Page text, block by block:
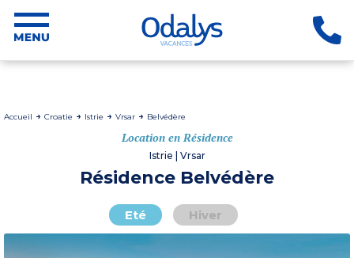
Accueil Croatie Istrie Vrsar Belvédère
Location en Résidence
Istrie | Vrsar
Résidence Belvédère
Eté Hiver